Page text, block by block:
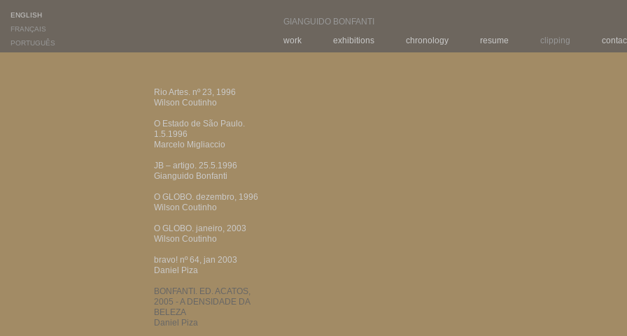
ENGLISH
FRANÇAIS
PORTUGUÊS
GIANGUIDO BONFANTI
work
exhibitions chronology resume clipping
Rio Artes. nº 23, 1996
Wilson Coutinho
O Estado de São Paulo.
1.5.1996
Marcelo Migliaccio
JB – artigo. 25.5.1996
Gianguido Bonfanti
O GLOBO. dezembro, 1996
Wilson Coutinho
O GLOBO. janeiro, 2003
Wilson Coutinho
bravo! nº 64, jan 2003
Daniel Piza
BONFANTI. ED. ACATOS,
2005 - A DENSIDADE DA
BELEZA
Daniel Piza